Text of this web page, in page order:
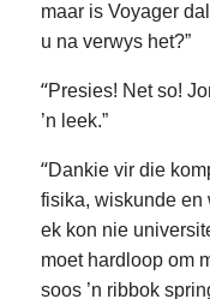
maar is Voyager
u na verwys het?”
“Presies! Net so!
’n leek.”
“Dankie vir die
fisika, wiskunde en
ek kon nie
moet hardloop om
soos ’n ribbok